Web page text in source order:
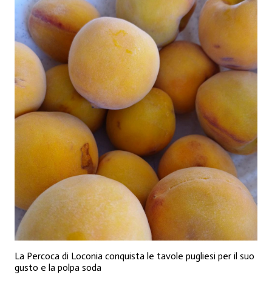
La Percoca di Loconia conquista le tavole pugliesi per il suo
gusto e la polpa soda